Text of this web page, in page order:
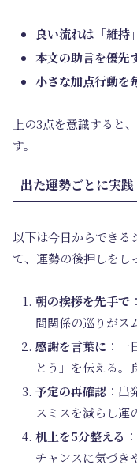
良い流れは「維持
本文の助言を優先
小さな加点行動を
上の3点を意識すると
す。
出た運勢ごとに実
以下は今日からできる
て、運勢の後押しをし
朝の挨拶を先手で
間関係の巡りがス
感謝を言葉に ：
とう」を伝える。
予定の再確認 ：
スミスを減らし運
机上を5分整える
チャンスに気づき